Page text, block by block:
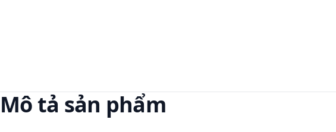
Mô tả sản phẩm